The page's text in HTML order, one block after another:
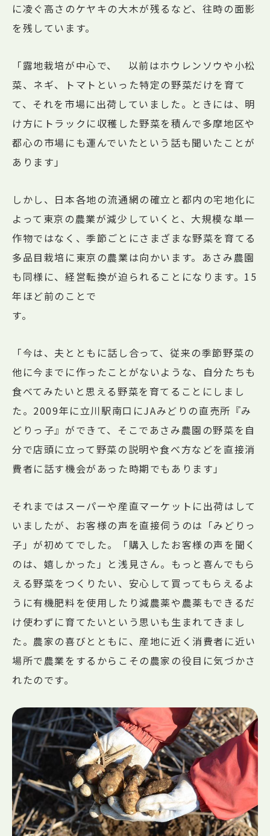
に凌ぐ高さのケヤキの大木が残るなど、往時の面影
を残しています。
「露地栽培が中心で、 以前はホウレンソウや小松
菜、ネギ、トマトといった特定の野菜だけを育て
て、それを市場に出荷していました。ときには、明
け方にトラックに収穫した野菜を積んで多摩地区や
都心の市場にも運んでいたという話も聞いたことが
あります」
しかし、日本各地の流通網の確立と都内の宅地化に
よって東京の農業が減少していくと、大規模な単一
作物ではなく、季節ごとにさまざまな野菜を育てる
多品目栽培に東京の農業は向かいます。あさみ農園
も同様に、経営転換が迫られることになります。15
年ほど前のことで
す
「今は、夫とともに話し合って、従来の季節野菜の
他に今までに作ったことがないような、自分たちも
食べてみたいと思える野菜を育てることにしまし
た。2009年に立川駅南口にJAみどりの直売所『み
どりっ子』ができて、そこであさみ農園の野菜を自
分で店頭に立って野菜の説明や食べ方などを直接消
費者に話す機会があった時期でもあります」
それまではスーパーや産直マーケットに出荷はして
いましたが、お客様の声を直接伺うのは「みどりっ
子」が初めてでした。「購入したお客様の声を聞く
のは、嬉しかった」と浅見さん。もっと喜んでもら
える野菜をつくりたい、安心して買ってもらえるよ
うに有機肥料を使用したり減農薬や農薬もできるだ
け使わずに育てたいという思いも生まれてきまし
た。農家の喜びとともに、産地に近く消費者に近い
場所で農業をするからこその農家の役目に気づかさ
れたのです。